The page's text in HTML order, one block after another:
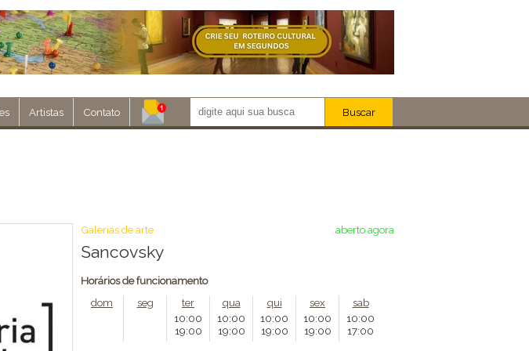
Artistas Contato Buscar
aberto agora
Galerias de arte
Sancovsky
Horários de funcionamento
dom
seg
ter
10:00
19:00
qua
10:00
19:00
qui
10:00
19:00
sex
10:00
19:00
sab
10:00
17:00